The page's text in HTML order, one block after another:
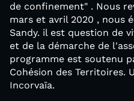
de confinement" . Nous
mars et avril 2020 , nous
Sandy. il est question de
et de la démarche de
programme est soutenu
Cohésion des Territoires.
Incorvaïa.